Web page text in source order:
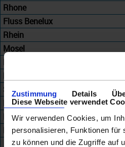
Zustimmung Details
Diese Webseite verwendet
Wir verwenden Cookies, um
personalisieren, Funktionen für
zu können und die Zugriffe auf
Rhone
Fluss Benelux
Rhein
Mosel
Fluss-Mix
Douro-Guadalquivir
Seine
Fluss-Mix Frankreich
Kanäle Holland
Fluss-Mix Deutschland